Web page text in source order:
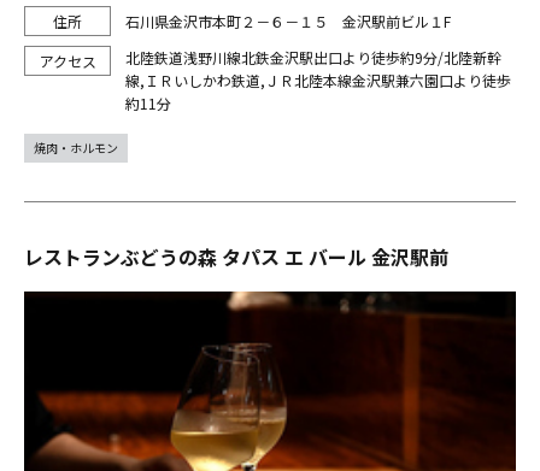
石川県金沢市本町２－６－１５ 金沢駅前ビル１F
北陸鉄道浅野川線北鉄金沢駅出口より徒歩約9分/北陸新幹
線,ＩＲいしかわ鉄道,ＪＲ北陸本線金沢駅兼六園口より徒歩
約11分
焼肉・ホルモン
レストランぶどうの森 タパス エ バール 金沢駅前